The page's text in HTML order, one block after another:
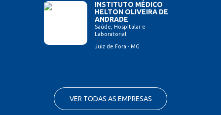
INSTITUTO MÉDICO
HELTON OLIVEIRA DE
ANDRADE
Saúde, Hospitalar e
Laboratorial
Juiz de Fora - MG
VER TODAS AS EMPRESAS